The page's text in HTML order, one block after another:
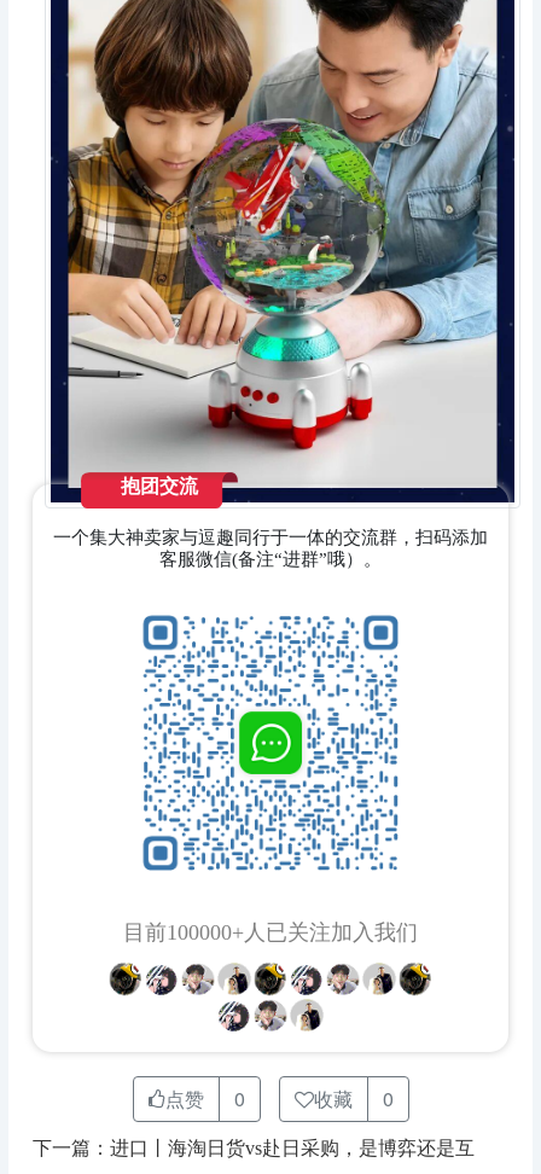
抱团交流
一个集大神卖家与逗趣同行于一体的交流群，扫码添加
客服微信(备注“进群”哦）。
目前100000+人已关注加入我们
点赞 0 收藏 0
下一篇：进口丨海淘日货vs赴日采购，是博弈还是互